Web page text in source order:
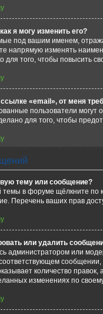
я могу изменить его?
под вашим именем,
напрямую изменять
для того, чтобы повысить
«email», от меня
пользователи
для того, чтобы
тему или сообщение?
темы в форуме щёлкните по
Перечень ваших прав
или удалить
администратором или
сообщении,
количество
изменениях по